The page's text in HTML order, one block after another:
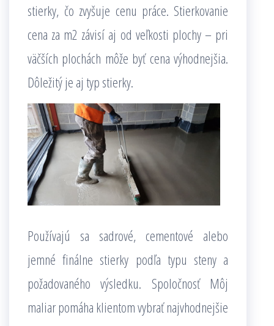
stierky, čo zvyšuje cenu práce. Stierkovanie
cena za m2 závisí aj od veľkosti plochy – pri
väčších plochách môže byť cena výhodnejšia.
Dôležitý je aj typ stierky.
Používajú sa sadrové, cementové alebo
jemné finálne stierky podľa typu steny a
požadovaného výsledku. Spoločnosť Môj
maliar pomáha klientom vybrať najvhodnejšie